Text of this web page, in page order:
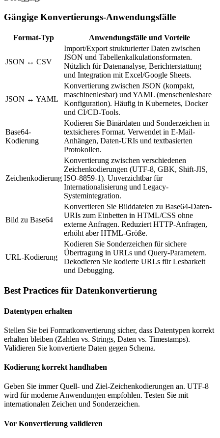
Gängige Konvertierungs-Anwendungsfälle
Format-Typ Anwendungsfälle und Vorteile
JSON ↔ CSV
Import/Export strukturierter Daten zwischen
JSON und Tabellenkalkulationsformaten.
Nützlich für Datenanalyse, Berichterstattung
und Integration mit Excel/Google Sheets.
JSON ↔ YAML
Konvertierung zwischen JSON (kompakt,
maschinenlesbar) und YAML (menschenlesbare
Konfiguration). Häufig in Kubernetes, Docker
und CI/CD-Tools.
Base64-
Kodierung
Kodieren Sie Binärdaten und Sonderzeichen in
textsicheres Format. Verwendet in E-Mail-
Anhängen, Daten-URIs und textbasierten
Protokollen.
Zeichenkodierung
Konvertierung zwischen verschiedenen
Zeichenkodierungen (UTF-8, GBK, Shift-JIS,
ISO-8859-1). Unverzichtbar für
Internationalisierung und Legacy-
Systemintegration.
Bild zu Base64
Konvertieren Sie Bilddateien zu Base64-Daten-
URIs zum Einbetten in HTML/CSS ohne
externe Anfragen. Reduziert HTTP-Anfragen,
erhöht aber HTML-Größe.
URL-Kodierung
Kodieren Sie Sonderzeichen für sichere
Übertragung in URLs und Query-Parametern.
Dekodieren Sie kodierte URLs für Lesbarkeit
und Debugging.
Best Practices für Datenkonvertierung
Datentypen erhalten
Stellen Sie bei Formatkonvertierung sicher, dass Datentypen korrekt
erhalten bleiben (Zahlen vs. Strings, Daten vs. Timestamps).
Validieren Sie konvertierte Daten gegen Schema.
Kodierung korrekt handhaben
Geben Sie immer Quell- und Ziel-Zeichenkodierungen an. UTF-8
wird für moderne Anwendungen empfohlen. Testen Sie mit
internationalen Zeichen und Sonderzeichen.
Vor Konvertierung validieren